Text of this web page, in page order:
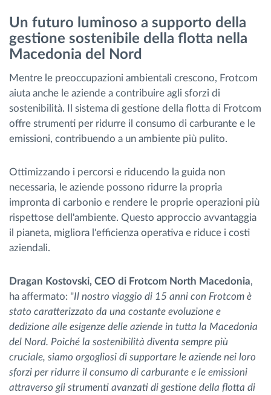
Un futuro luminoso a supporto della
gestione sostenibile della flotta nella
Macedonia del Nord
Mentre le preoccupazioni ambientali crescono, Frotcom
aiuta anche le aziende a contribuire agli sforzi di
sostenibilità. Il sistema di gestione della flotta di Frotcom
offre strumenti per ridurre il consumo di carburante e le
emissioni, contribuendo a un ambiente più pulito.
Ottimizzando i percorsi e riducendo la guida non
necessaria, le aziende possono ridurre la propria
impronta di carbonio e rendere le proprie operazioni più
rispettose dell'ambiente. Questo approccio avvantaggia
il pianeta, migliora l'efficienza operativa e riduce i costi
aziendali.
Dragan Kostovski, CEO di Frotcom North Macedonia,
ha affermato: "Il nostro viaggio di 15 anni con Frotcom è
stato caratterizzato da una costante evoluzione e
dedizione alle esigenze delle aziende in tutta la Macedonia
del Nord. Poiché la sostenibilità diventa sempre più
cruciale, siamo orgogliosi di supportare le aziende nei loro
sforzi per ridurre il consumo di carburante e le emissioni
attraverso gli strumenti avanzati di gestione della flotta di